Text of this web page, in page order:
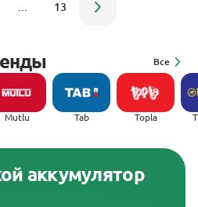
13
Все
Mutlu Tab Topla
аккумулятор